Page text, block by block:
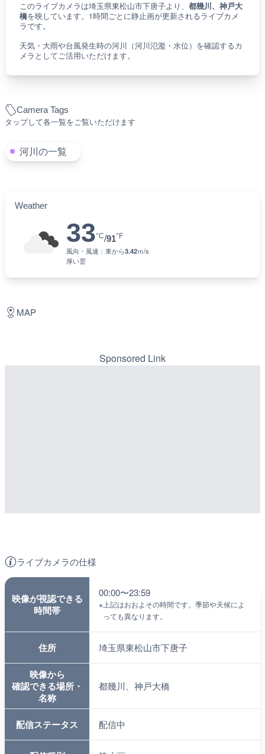
Camera Tags
タップして各一覧をご覧いただけます
河川の一覧
Weather
33°C/91°F
風向・風速： 東から3.42ｍ/s
厚い雲
このライブカメラは埼玉県東松山市下唐子より、 都幾川、神戸大
橋を映しています。1時間ごとに静止画が更新されるライブカメ
ラです。
天気・大雨や台風発生時の河川（河川氾濫・水位）を確認するカ
メラとしてご活用いただけます。
ライブカメラの仕様
映像が視認できる
時間帯
00:00〜23:59
※ 上記はおおよその時間です。季節や天候によ
っても異なります。
住所 埼玉県東松山市下唐子
映像から
確認できる場所・
名称
都幾川、神戸大橋
配信ステータス 配信中
MAP
Sponsored Link